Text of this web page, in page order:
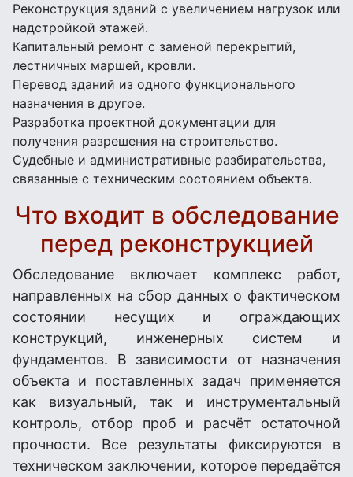
Реконструкция зданий с увеличением нагрузок или
надстройкой этажей.
Капитальный ремонт с заменой перекрытий,
лестничных маршей, кровли.
Перевод зданий из одного функционального
назначения в другое.
Разработка проектной документации для
получения разрешения на строительство.
Судебные и административные разбирательства,
связанные с техническим состоянием объекта.
Что входит в обследование
перед реконструкцией
Обследование включает комплекс работ,
направленных на сбор данных о фактическом
состоянии несущих и ограждающих
конструкций, инженерных систем и
фундаментов. В зависимости от назначения
объекта и поставленных задач применяется
как визуальный, так и инструментальный
контроль, отбор проб и расчёт остаточной
прочности. Все результаты фиксируются в
техническом заключении, которое передаётся